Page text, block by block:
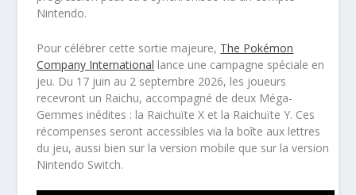
Nintendo.
Pour célébrer cette sortie majeure, The Pokémon
Company International lance une campagne spéciale en
jeu. Du 17 juin au 2 septembre 2026, les joueurs
recevront un Raichu, accompagné de deux Méga-
Gemmes inédites : la Raichuïte X et la Raichuïte Y. Ces
récompenses seront accessibles via la boîte aux lettres
du jeu, aussi bien sur la version mobile que sur la version
Nintendo Switch.